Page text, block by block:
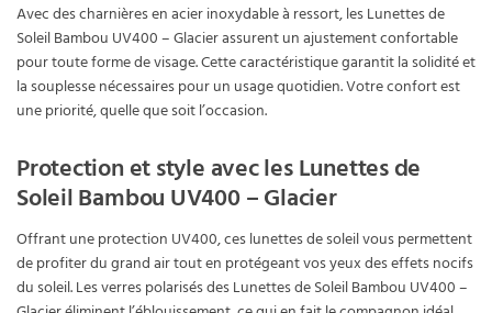
Avec des charnières en acier inoxydable à ressort, les Lunettes de
Soleil Bambou UV400 – Glacier assurent un ajustement confortable
pour toute forme de visage. Cette caractéristique garantit la solidité et
la souplesse nécessaires pour un usage quotidien. Votre confort est
une priorité, quelle que soit l’occasion.
Protection et style avec les Lunettes de
Soleil Bambou UV400 – Glacier
Offrant une protection UV400, ces lunettes de soleil vous permettent
de profiter du grand air tout en protégeant vos yeux des effets nocifs
du soleil. Les verres polarisés des Lunettes de Soleil Bambou UV400 –